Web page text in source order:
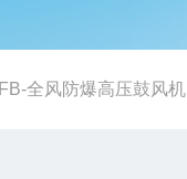
FB-全风防爆高压鼓风机